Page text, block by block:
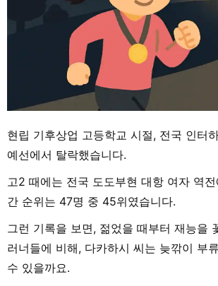
현립 기후상업 고등학교 시절, 전국 인터
예선에서 탈락했습니다.
고2 때에는 전국 도도부현 대항 여자 역
간 순위는 47명 중 45위였습니다.
그런 기록을 보면, 젊었을 때부터 재능을
러너들에 비해, 다카하시 씨는 늦깎이 부
수 있을까요.